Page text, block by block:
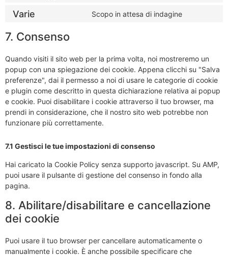
Varie Scopo in attesa di indagine
7. Consenso
Quando visiti il sito web per la prima volta, noi mostreremo un
popup con una spiegazione dei cookie. Appena clicchi su "Salva
preferenze", dai il permesso a noi di usare le categorie di cookie
e plugin come descritto in questa dichiarazione relativa ai popup
e cookie. Puoi disabilitare i cookie attraverso il tuo browser, ma
prendi in considerazione, che il nostro sito web potrebbe non
funzionare più correttamente.
7.1 Gestisci le tue impostazioni di consenso
Hai caricato la Cookie Policy senza supporto javascript. Su AMP,
puoi usare il pulsante di gestione del consenso in fondo alla
pagina.
8. Abilitare/disabilitare e cancellazione
dei cookie
Puoi usare il tuo browser per cancellare automaticamente o
manualmente i cookie. È anche possibile specificare che